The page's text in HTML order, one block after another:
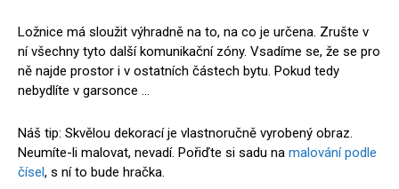
Ložnice má sloužit výhradně na to, na co je určena. Zrušte v
ní všechny tyto další komunikační zóny. Vsadíme se, že se pro
ně najde prostor i v ostatních částech bytu. Pokud tedy
nebydlíte v garsonce …
Náš tip: Skvělou dekorací je vlastnoručně vyrobený obraz.
Neumíte-li malovat, nevadí. Pořiďte si sadu na malování podle
čísel, s ní to bude hračka.